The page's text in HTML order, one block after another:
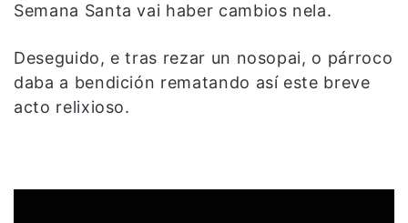
Semana Santa vai haber cambios nela.
Deseguido, e tras rezar un nosopai, o párroco
daba a bendición rematando así este breve
acto relixioso.